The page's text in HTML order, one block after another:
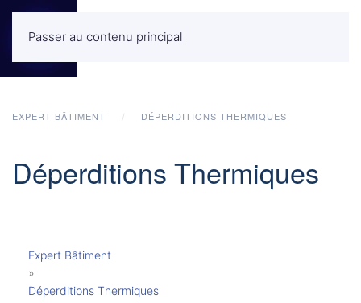
Passer au contenu principalMENU
EXPERT BÂTIMENT DÉPERDITIONS THERMIQUES
Déperditions Thermiques
Expert Bâtiment
»
Déperditions Thermiques